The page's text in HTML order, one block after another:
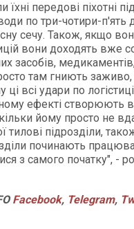
передові піхотні
по три-чотири-п'ять
сечу. Також, якщо
вони доходять вже
засобів,
там гниють заживо,
всі удари по
ефекті створюють
йому просто не
підрозділи,
починають
з самого початку", -
Facebook, Telegram,